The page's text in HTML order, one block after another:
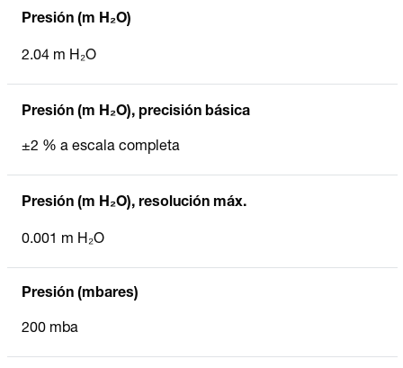
Presión (m H₂O)
2.04 m H₂O
Presión (m H₂O), precisión básica
±2 % a escala completa
Presión (m H₂O), resolución máx.
0.001 m H₂O
Presión (mbares)
200 mba